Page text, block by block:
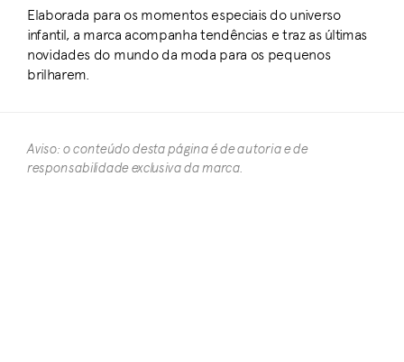
Elaborada para os momentos especiais do universo
infantil, a marca acompanha tendências e traz as últimas
novidades do mundo da moda para os pequenos
brilharem.
Aviso: o conteúdo desta página é de autoria e de
responsabilidade exclusiva da marca.​